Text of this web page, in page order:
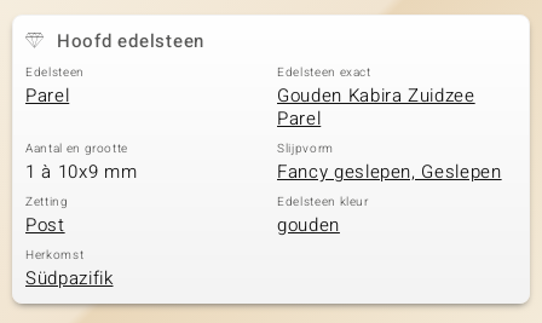
Hoofd edelsteen
Edelsteen
Parel
Edelsteen exact
Gouden Kabira Zuidzee
Parel
Aantal en grootte
1 à 10x9 mm
Slijpvorm
Fancy geslepen, Geslepen
Zetting
Post
Edelsteen kleur
gouden
Herkomst
Südpazifik